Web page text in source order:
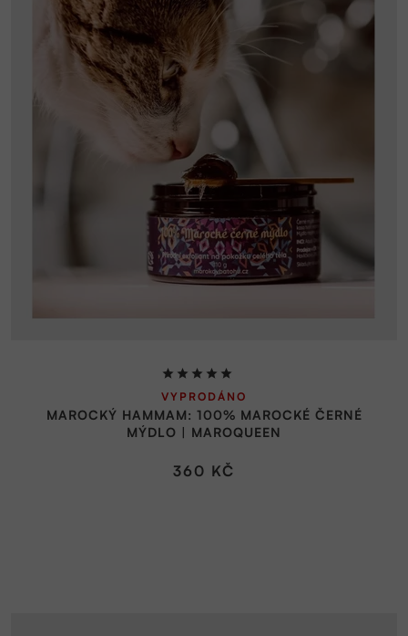
MAROCKÝ HAMMAM: 100% MAROCKÉ ČERNÉ
MÝDLO | MAROQUEEN
Průměrné
hodnocení
produktu
je
VYPRODÁNO
360 KČ